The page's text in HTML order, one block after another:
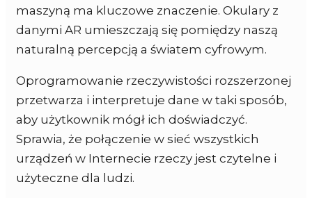
maszyną ma kluczowe znaczenie. Okulary z
danymi AR umieszczają się pomiędzy naszą
naturalną percepcją a światem cyfrowym.
Oprogramowanie rzeczywistości rozszerzonej
przetwarza i interpretuje dane w taki sposób,
aby użytkownik mógł ich doświadczyć.
Sprawia, że połączenie w sieć wszystkich
urządzeń w Internecie rzeczy jest czytelne i
użyteczne dla ludzi.